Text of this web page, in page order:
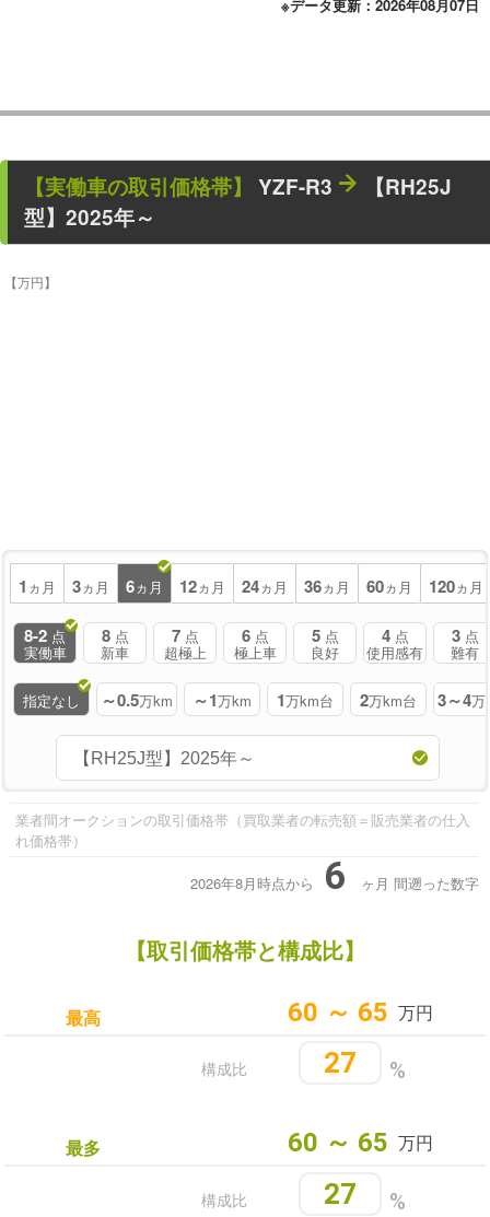
※データ更新：2026年08月07日
【実働車の取引価格帯】 YZF-R3
【RH25J
型】2025年～
【万円】
1 ヵ月 3ヵ月 6ヵ月 12ヵ月 24ヵ月 36ヵ月 60ヵ月 120ヵ月
8-2 点
実働車
8 点
新車
7 点
超極上
6 点
極上車
5 点
良好
4 点
使用感有
3 点
難有
指定なし ～0.5万km ～1万km 1万km台 2万km台 3～4万
業者間オークションの取引価格帯（買取業者の転売額＝販売業者の仕入
れ価格帯）
2026年8月時点から 6 ヶ月 間遡った数字
【取引価格帯と構成比】
最高 60 ～ 65 万円
%
27
構成比
最多 60 ～ 65 万円
%
27
構成比